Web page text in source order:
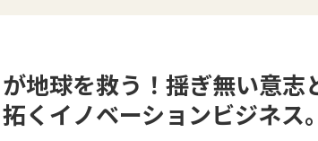
が地球を救う！揺ぎ無い意志
くイノベーションビジネス。